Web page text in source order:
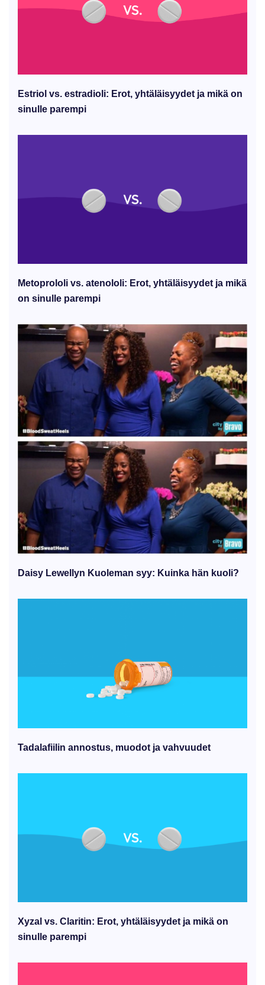
Estriol vs. estradioli: Erot, yhtäläisyydet ja mikä on
sinulle parempi
Metoprololi vs. atenololi: Erot, yhtäläisyydet ja mikä
on sinulle parempi
Daisy Lewellyn Kuoleman syy: Kuinka hän kuoli?
Tadalafiilin annostus, muodot ja vahvuudet
Xyzal vs. Claritin: Erot, yhtäläisyydet ja mikä on
sinulle parempi